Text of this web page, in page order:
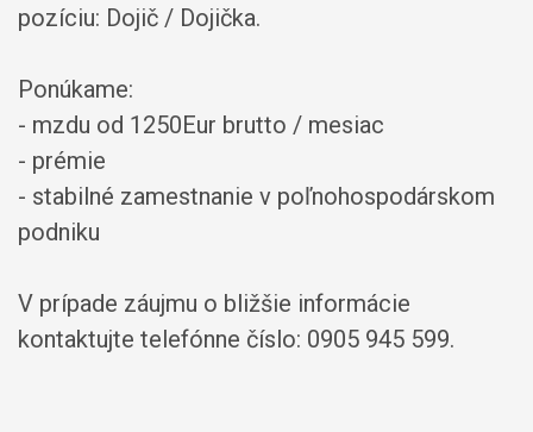
pozíciu: Dojič / Dojička.
Ponúkame:
- mzdu od 1250Eur brutto / mesiac
- prémie
- stabilné zamestnanie v poľnohospodárskom
podniku
V prípade záujmu o bližšie informácie
kontaktujte telefónne číslo: 0905 945 599.